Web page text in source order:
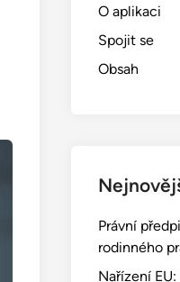
O aplikaci
Spojit se
Obsah
Právní
rodinného
Nařízení